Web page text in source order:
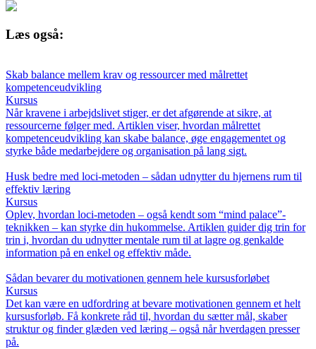
Læs også:
Skab balance mellem krav og ressourcer med målrettet
kompetenceudvikling
Kursus
Når kravene i arbejdslivet stiger, er det afgørende at sikre, at
ressourcerne følger med. Artiklen viser, hvordan målrettet
kompetenceudvikling kan skabe balance, øge engagementet og
styrke både medarbejdere og organisation på lang sigt.
Husk bedre med loci-metoden – sådan udnytter du hjernens rum til
effektiv læring
Kursus
Oplev, hvordan loci-metoden – også kendt som “mind palace”-
teknikken – kan styrke din hukommelse. Artiklen guider dig trin for
trin i, hvordan du udnytter mentale rum til at lagre og genkalde
information på en enkel og effektiv måde.
Sådan bevarer du motivationen gennem hele kursusforløbet
Kursus
Det kan være en udfordring at bevare motivationen gennem et helt
kursusforløb. Få konkrete råd til, hvordan du sætter mål, skaber
struktur og finder glæden ved læring – også når hverdagen presser
på.